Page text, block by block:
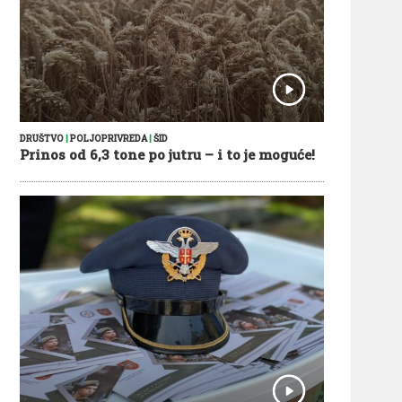
DRUŠTVO|POLJOPRIVREDA|ŠID
Prinos od 6,3 tone po jutru – i to je moguće!